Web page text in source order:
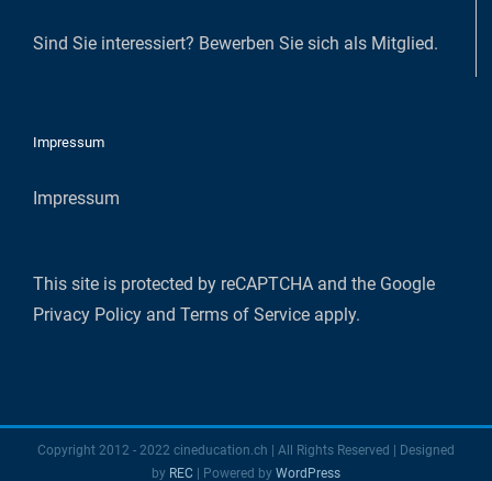
Sind Sie interessiert? Bewerben Sie sich als Mitglied.
Impressum
Impressum
This site is protected by reCAPTCHA and the Google
Privacy Policy and Terms of Service apply.
Copyright 2012 - 2022 cineducation.ch | All Rights Reserved | Designed
by REC | Powered by WordPress